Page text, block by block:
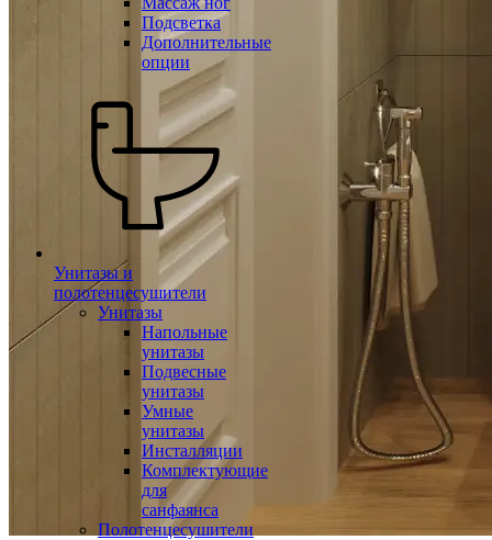
Подсветка
Дополнительные
опции
Унитазы и
полотенцесушители
Унитазы
Напольные
унитазы
Подвесные
унитазы
Умные
унитазы
Инсталляции
Комплектующие
для
санфаянса
Полотенцесушители